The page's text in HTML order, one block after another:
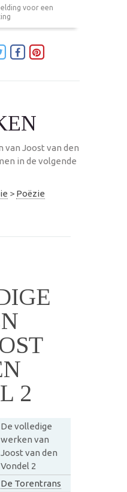
voor een
van Joost van den
in de volgende
> Poëzie
2
De volledige
werken van
Joost van den
Vondel 2
De Torentrans